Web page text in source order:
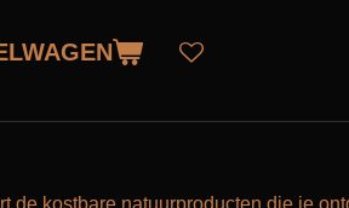
de kostbare natuurproducten die je